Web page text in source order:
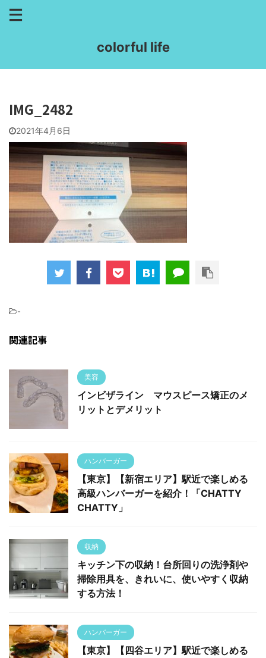
colorful life
IMG_2482
2021年4月6日
-
関連記事
美容
インビザライン マウスピース矯正のメ
リットとデメリット
ハンバーガー
【東京】【新宿エリア】駅近で楽しめる
高級ハンバーガーを紹介！「CHATTY
CHATTY」
収納
キッチン下の収納！台所回りの洗浄剤や
掃除用具を、きれいに、使いやすく収納
する方法！
ハンバーガー
【東京】【四谷エリア】駅近で楽しめる